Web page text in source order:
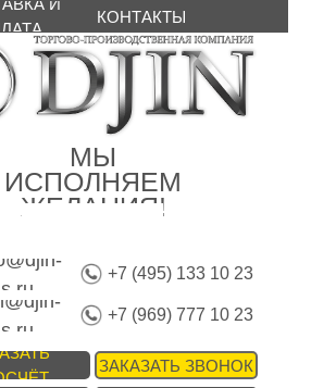
МЫ
ИСПОЛНЯЕМ
ЖЕЛАНИЯ!
+7 (969) 777 10 23
+7 (495) 133 10 23
ЗАКАЗАТЬ ЗВОНОК
И
КОНТАКТЫ
s.ru
s.ru